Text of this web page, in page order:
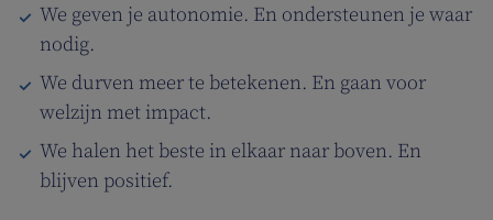
We geven je autonomie. En ondersteunen je waar
nodig.
We durven meer te betekenen. En gaan voor
welzijn met impact.
We halen het beste in elkaar naar boven. En
blijven positief.